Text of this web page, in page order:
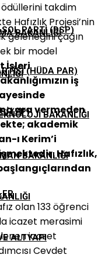
SOL PARTI (DSP)
(HÜDA PAR)
(ZP)
BAKANLIĞI
BAKANLIĞI
BAKANLIĞI
ALTYAPI
takdim
Hafızlık Projesi’nin
geleneğini çağın
bir model
İşleri
iş
ara vermeden
akademik
ı Kerim’i
Hafızlık,
olan 133 öğrenci
icazet merasimi
icazet
Cevdet